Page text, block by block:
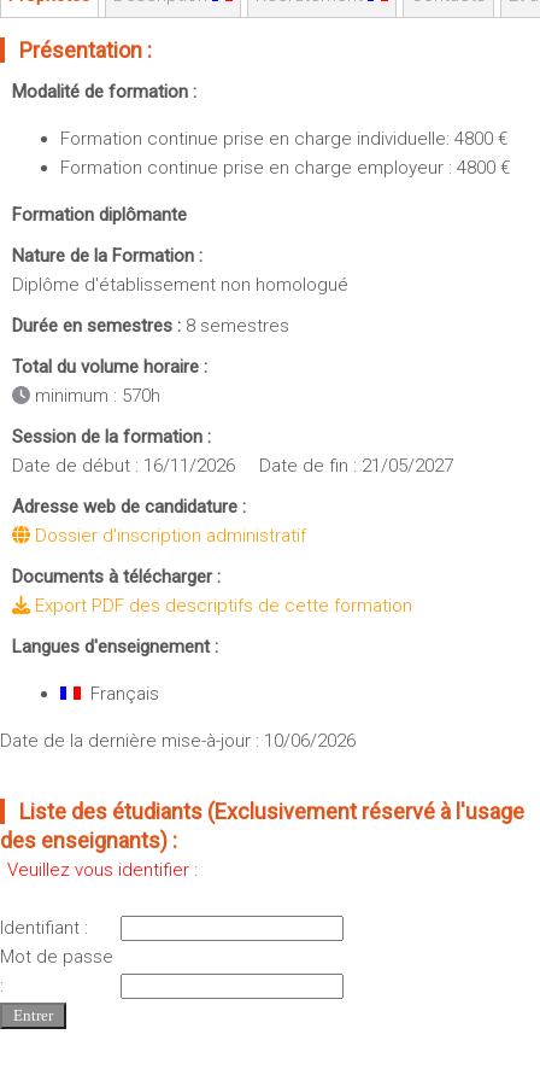
Sportives)
UFR FS (Chimie, Mathématique, Physique)
UFR Biosciences (Biologie, Biochimie)
Informatique (Département Composante)
Plan et accès
Moodle
Messagerie
Stage et emploi
Portefeuille d'Expériences et
de Compétences
Fermer
Présentation :
Modalité de formation :
Formation continue prise en charge individuelle: 4800 €
Formation continue prise en charge employeur : 4800 €
Formation diplômante
Nature de la Formation :
Diplôme d'établissement non homologué
Durée en semestres : 8 semestres
Total du volume horaire :
minimum : 570h
Session de la formation :
Date de début : 16/11/2026 Date de fin : 21/05/2027
Adresse web de candidature :
Dossier d'inscription administratif
Documents à télécharger :
Export PDF des descriptifs de cette formation
Langues d'enseignement :
Français
Date de la dernière mise-à-jour : 10/06/2026
Liste des étudiants (Exclusivement réservé à l'usage
des enseignants) :
Veuillez vous identifier :
Identifiant :
Mot de passe
: